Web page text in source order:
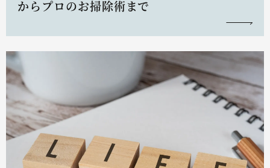
からプロのお掃除術まで